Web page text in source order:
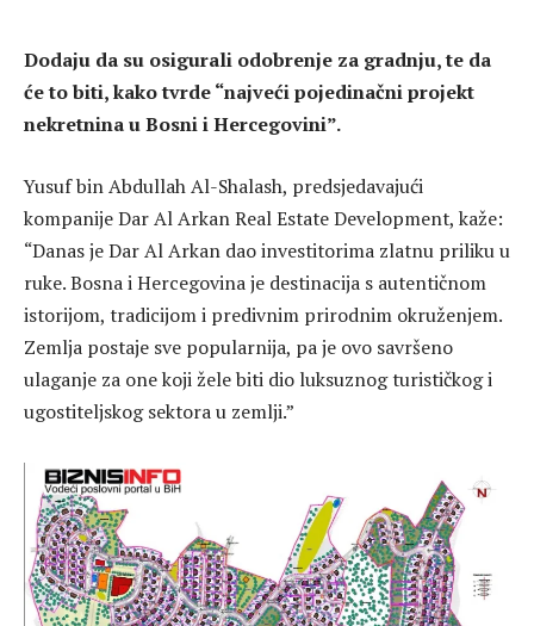
Dodaju da su osigurali odobrenje za gradnju, te da
će to biti, kako tvrde “najveći pojedinačni projekt
nekretnina u Bosni i Hercegovini”.
Yusuf bin Abdullah Al-Shalash, predsjedavajući
kompanije Dar Al Arkan Real Estate Development, kaže:
“Danas je Dar Al Arkan dao investitorima zlatnu priliku u
ruke. Bosna i Hercegovina je destinacija s autentičnom
istorijom, tradicijom i predivnim prirodnim okruženjem.
Zemlja postaje sve popularnija, pa je ovo savršeno
ulaganje za one koji žele biti dio luksuznog turističkog i
ugostiteljskog sektora u zemlji.”